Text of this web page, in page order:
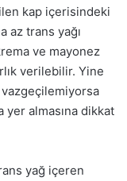
kap içerisindeki
az trans yağı
ve mayonez
verilebilir. Yine
yer almasına dikkat
yağ içeren